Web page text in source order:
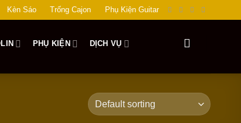
Kèn Sáo Trống Cajon Phụ Kiện Guitar
PHỤ KIỆN DỊCH VỤ